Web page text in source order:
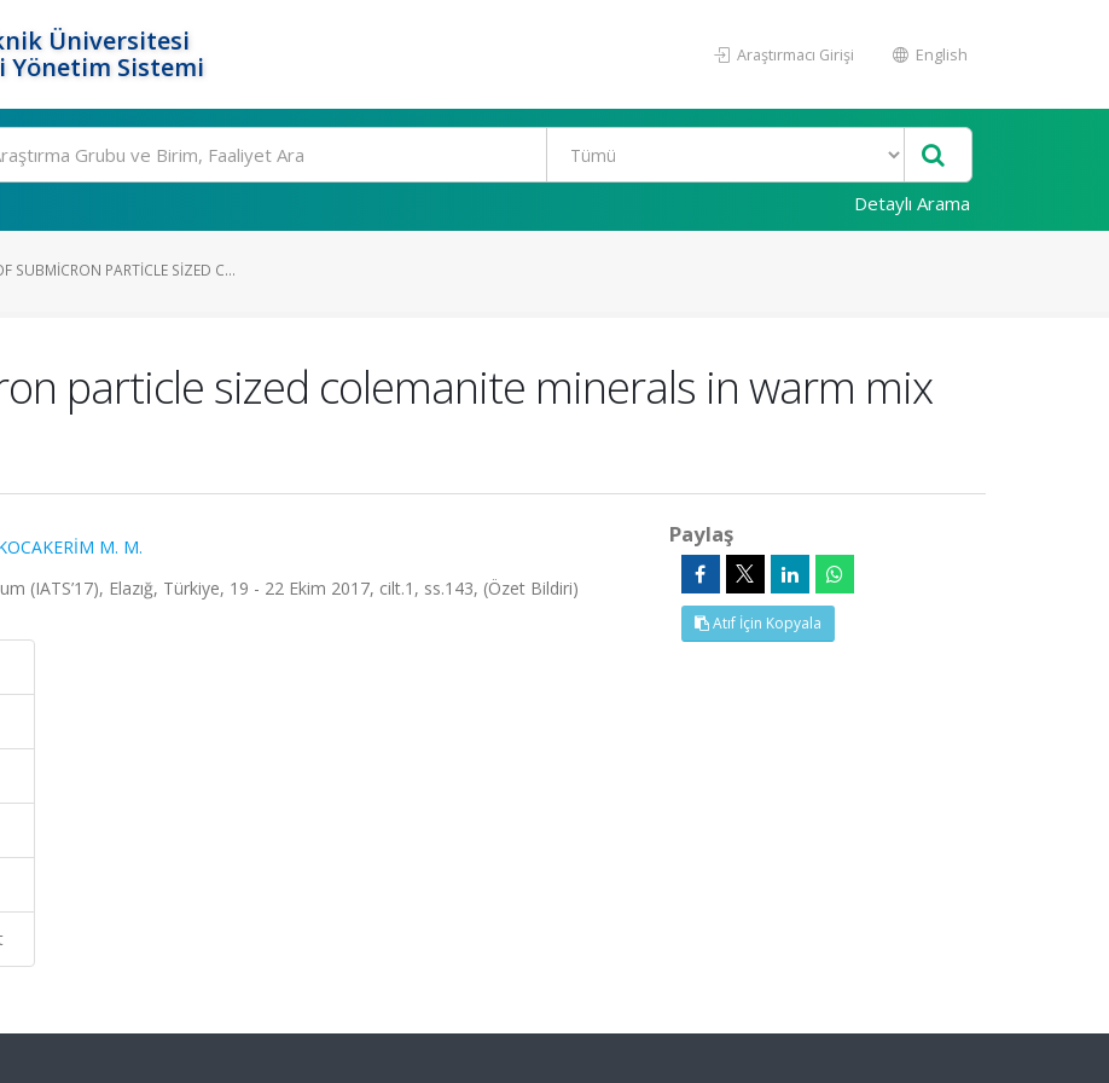
Üniversitesi
Yönetim Sistemi
Araştırmacı Girişi English
Detaylı Arama
SUBMICRON PARTICLE SIZED C...
particle sized colemanite minerals in warm mix
M. M.
(IATS’17), Elazığ, Türkiye, 19 - 22 Ekim 2017, cilt.1, ss.143, (Özet Bildiri)
Paylaş
Atıf İçin Kopyala